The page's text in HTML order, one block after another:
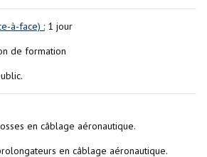
à-face) : 1 jour
de formation
en câblage aéronautique.
en câblage aéronautique.